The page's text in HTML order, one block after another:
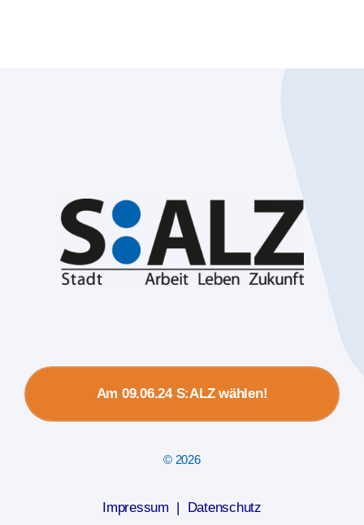
Am 09.06.24 S:ALZ wählen!
© 2026
Impressum | Datenschutz